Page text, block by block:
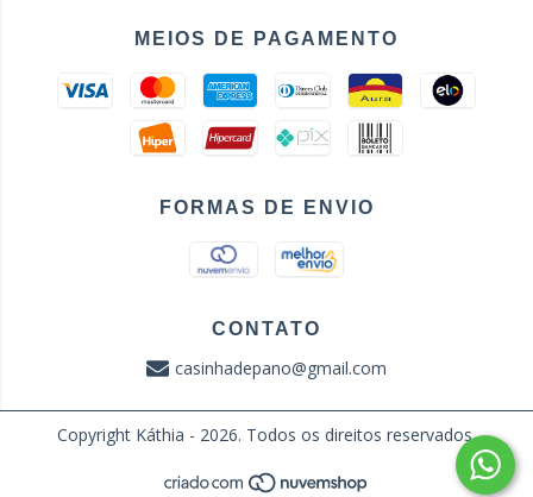
MEIOS DE PAGAMENTO
FORMAS DE ENVIO
CONTATO
casinhadepano@gmail.com
Copyright Káthia - 2026. Todos os direitos reservados.